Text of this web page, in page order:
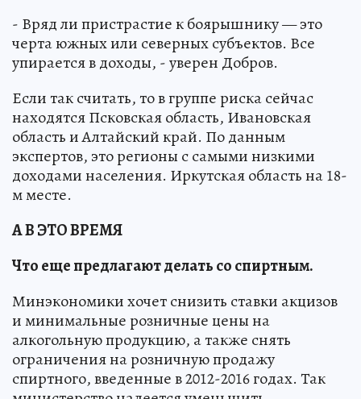
- Вряд ли пристрастие к боярышнику — это
черта южных или северных субъектов. Все
упирается в доходы, - уверен Добров.
Если так считать, то в группе риска сейчас
находятся Псковская область, Ивановская
область и Алтайский край. По данным
экспертов, это регионы с самыми низкими
доходами населения. Иркутская область на 18-
м месте.
А В ЭТО ВРЕМЯ
Что еще предлагают делать со спиртным.
Минэкономики хочет снизить ставки акцизов
и минимальные розничные цены на
алкогольную продукцию, а также снять
ограничения на розничную продажу
спиртного, введенные в 2012-2016 годах. Так